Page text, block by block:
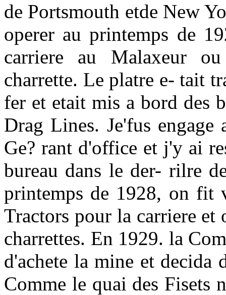
de Portsmouth etde New
operer au printemps de
carriere au Malaxeur
charrette. Le platre e- tait
fer et etait mis a bord des
Drag Lines. Je'fus engage
Ge? rant d'office et j'y ai
bureau dans le der- rilre
printemps de 1928, on fit
Tractors pour la carriere et
charrettes. En 1929. la
d'achete la mine et decida
Comme le quai des Fisets